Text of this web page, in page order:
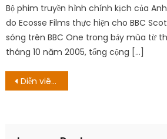
Bộ phim truyền hình chính kịch của
do Ecosse Films thực hiện cho BBC
sóng trên BBC One trong bảy mùa từ
tháng 10 năm 2005, tổng cộng […]
Post
Diễn viên chuyên trị vai ăn chơi trác táng tự thêm cảnh hôn khiến người chơi diễn bất thần